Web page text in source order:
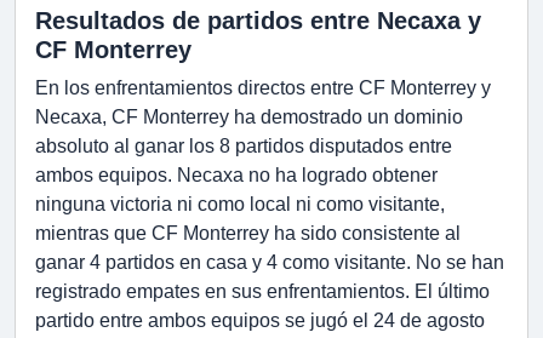
Resultados de partidos entre Necaxa y
CF Monterrey
En los enfrentamientos directos entre CF Monterrey y
Necaxa, CF Monterrey ha demostrado un dominio
absoluto al ganar los 8 partidos disputados entre
ambos equipos. Necaxa no ha logrado obtener
ninguna victoria ni como local ni como visitante,
mientras que CF Monterrey ha sido consistente al
ganar 4 partidos en casa y 4 como visitante. No se han
registrado empates en sus enfrentamientos. El último
partido entre ambos equipos se jugó el 24 de agosto